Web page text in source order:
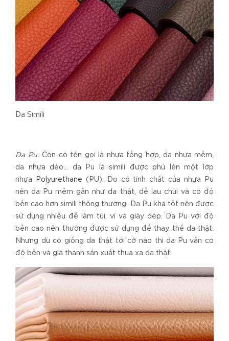
Da Simili
Da Pu:Còn có tên gọi là nhựa tổng hợp, da nhựa mềm,
da nhựa dẻo… da Pu là simili được phủ lên một lớp
nhựa
Polyurethane (PU). Do có tính chất của nhựa Pu
nên da Pu mềm gần như da thật, dễ lau chùi và có độ
bền cao hơn simili thông thường. Da Pu khá tốt nên được
sử dụng nhiều để làm túi, ví và giày dép. Da Pu với độ
bền cao nên thường được sử dụng để thay thế da thật.
Nhưng dù có giống da thật tới cỡ nào thì da Pu vẫn có
độ bền và giá thành sản xuất thua xa da thật.